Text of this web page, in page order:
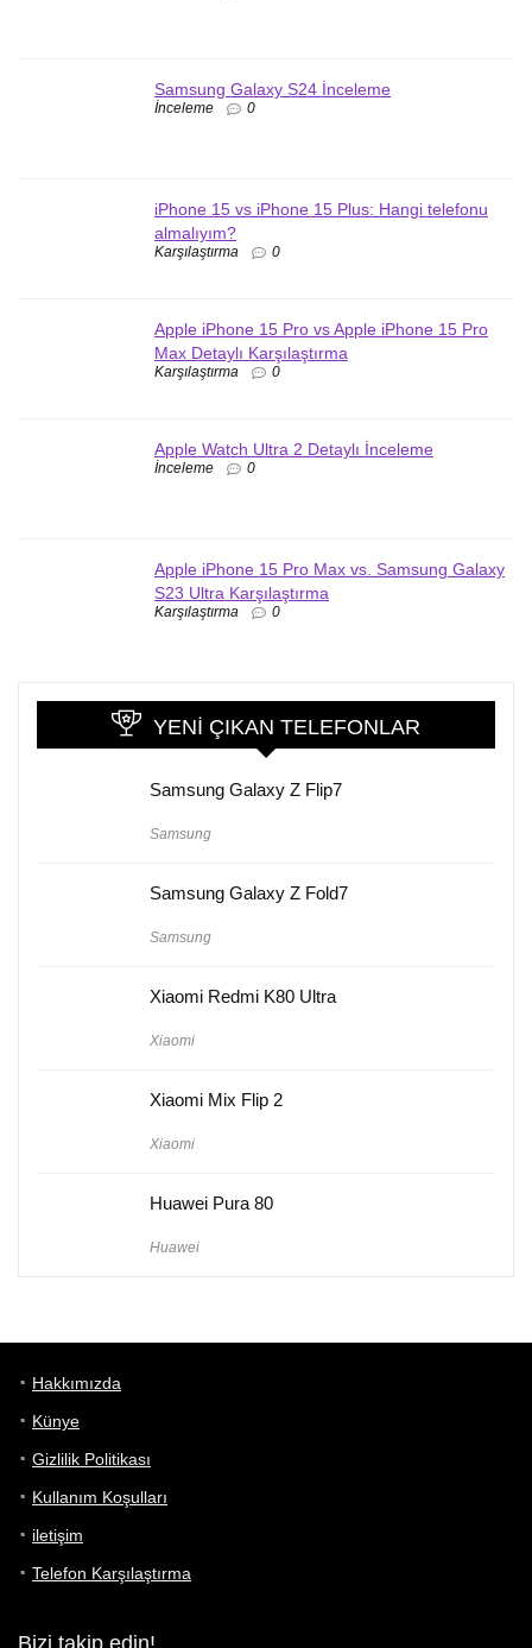
Samsung Galaxy S24 İnceleme
İnceleme 0
iPhone 15 vs iPhone 15 Plus: Hangi telefonu
almalıyım?
Karşılaştırma 0
Apple iPhone 15 Pro vs Apple iPhone 15 Pro
Max Detaylı Karşılaştırma
Karşılaştırma 0
Apple Watch Ultra 2 Detaylı İnceleme
İnceleme 0
Apple iPhone 15 Pro Max vs. Samsung Galaxy
S23 Ultra Karşılaştırma
Karşılaştırma 0
YENI ÇIKAN TELEFONLAR
Samsung Galaxy Z Flip7
Samsung
Samsung Galaxy Z Fold7
Samsung
Xiaomi Redmi K80 Ultra
Xiaomi
Xiaomi Mix Flip 2
Xiaomi
Huawei Pura 80
Huawei
Hakkımızda
Künye
Gizlilik Politikası
Kullanım Koşulları
iletişim
Telefon Karşılaştırma